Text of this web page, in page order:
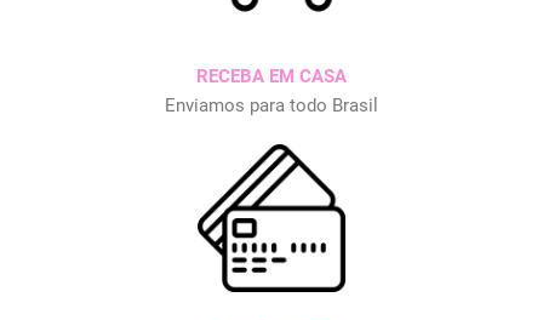
RECEBA EM CASA
Enviamos para todo Brasil